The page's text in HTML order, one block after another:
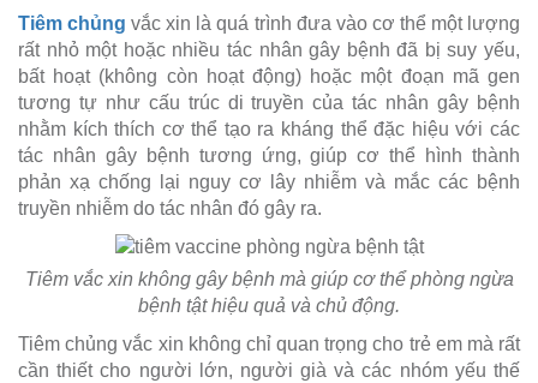
Tiêm chủng vắc xin là quá trình đưa vào cơ thể một lượng
rất nhỏ một hoặc nhiều tác nhân gây bệnh đã bị suy yếu,
bất hoạt (không còn hoạt động) hoặc một đoạn mã gen
tương tự như cấu trúc di truyền của tác nhân gây bệnh
nhằm kích thích cơ thể tạo ra kháng thể đặc hiệu với các
tác nhân gây bệnh tương ứng, giúp cơ thể hình thành
phản xạ chống lại nguy cơ lây nhiễm và mắc các bệnh
truyền nhiễm do tác nhân đó gây ra.
Tiêm vắc xin không gây bệnh mà giúp cơ thể phòng ngừa
bệnh tật hiệu quả và chủ động.
Tiêm chủng vắc xin không chỉ quan trọng cho trẻ em mà rất
cần thiết cho người lớn, người già và các nhóm yếu thế